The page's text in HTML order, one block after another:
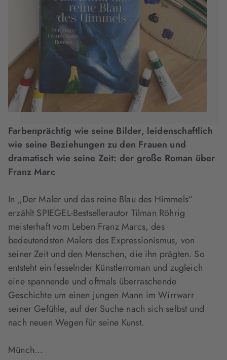
Farbenprächtig wie seine Bilder, leidenschaftlich
wie seine Beziehungen zu den Frauen und
dramatisch wie seine Zeit: der große Roman über
Franz Marc
In „Der Maler und das reine Blau des Himmels“
erzählt SPIEGEL-Bestsellerautor Tilman Röhrig
meisterhaft vom Leben Franz Marcs, des
bedeutendsten Malers des Expressionismus, von
seiner Zeit und den Menschen, die ihn prägten. So
entsteht ein fesselnder Künstlerroman und zugleich
eine spannende und oftmals überraschende
Geschichte um einen jungen Mann im Wirrwarr
seiner Gefühle, auf der Suche nach sich selbst und
nach neuen Wegen für seine Kunst.
Münch…